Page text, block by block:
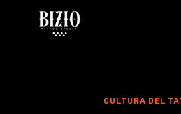
CULTURA DEL